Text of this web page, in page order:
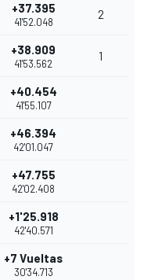
+37.395
41'52.048
2
+38.909
41'53.562
1
+40.454
41'55.107
+46.394
42'01.047
+47.755
42'02.408
+1'25.918
42'40.571
+7 Vueltas
30'34.713